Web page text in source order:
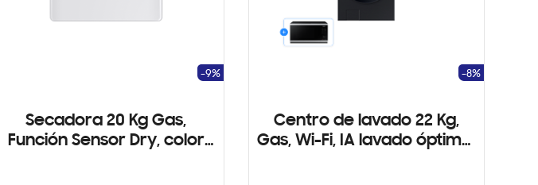
Secadora 20 Kg Gas,
Función Sensor Dry, color
-9%
Centro de lavado 22 Kg,
Gas, Wi-Fi, IA lavado óptimo,
-8%